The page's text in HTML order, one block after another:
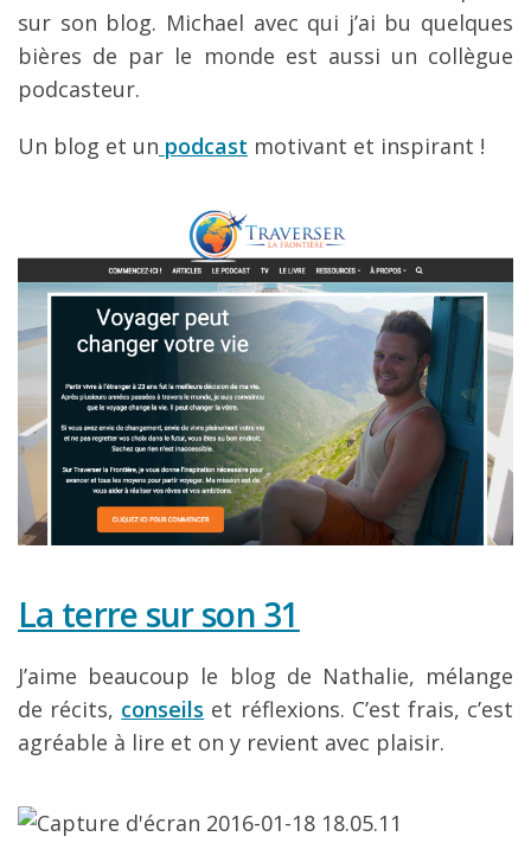
sur son blog. Michael avec qui j’ai bu quelques
bières de par le monde est aussi un collègue
podcasteur.
Un blog et un podcast motivant et inspirant !
La terre sur son 31
J’aime beaucoup le blog de Nathalie, mélange
de récits, conseils et réflexions. C’est frais, c’est
agréable à lire et on y revient avec plaisir.